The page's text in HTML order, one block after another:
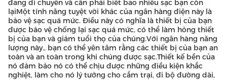
đang di chuyển và cần phải biết bao nhiêu sạc bạn còn
lạiMột tính năng tuyệt vời khác của ngân hàng điện này là
bảo vệ sạc quá mức. Điều này có nghĩa là thiết bị của bạn
được bảo vệ chống lại sạc quá mức, có thể làm hỏng thiết
bị của bạn và giảm tuổi thọ của chúng.Với ngân hàng năng
lượng này., bạn có thể yên tâm rằng các thiết bị của bạn an
toàn và an toàn trong khi chúng được sạc.Thiết kế bền của
nó đảm bảo nó có thể chịu được những điều kiện khắc
nghiệt, làm cho nó lý tưởng cho cắm trại, đi bộ đường dài,